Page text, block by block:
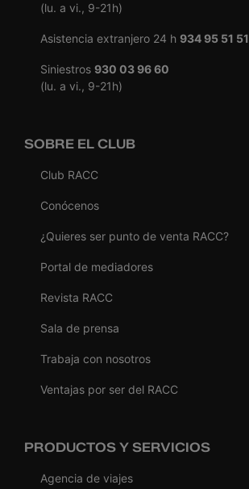
(lu. a vi., 9-21h)
Asistencia extranjero 24 h 934 95 51 51
Siniestros 930 03 96 60
(lu. a vi., 9-21h)
SOBRE EL CLUB
Club RACC
Conócenos
¿Quieres ser punto de venta RACC?
Portal de mediadores
Revista RACC
Sala de prensa
Trabaja con nosotros
Ventajas por ser del RACC
PRODUCTOS Y SERVICIOS
Agencia de viajes